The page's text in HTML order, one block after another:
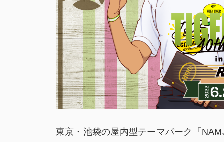
東京・池袋の屋内型テーマパーク「